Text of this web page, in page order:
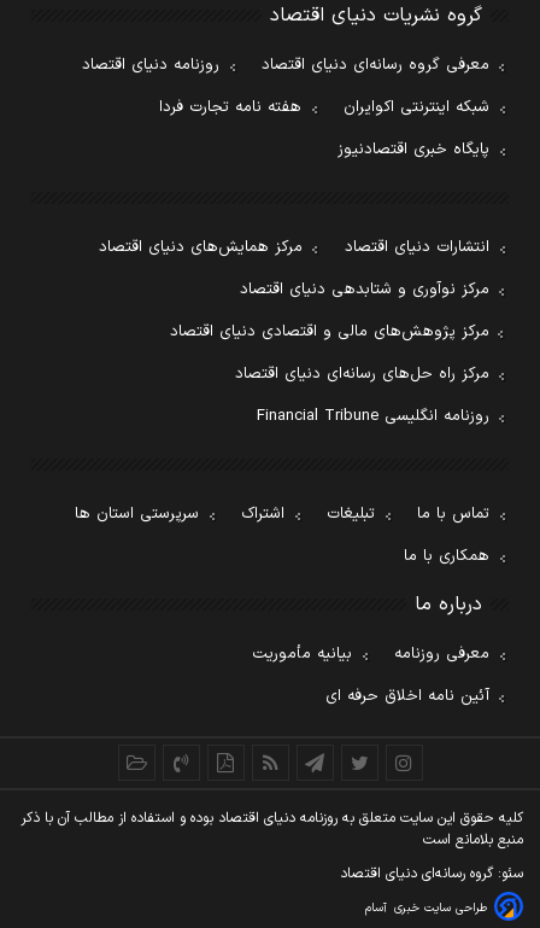
گروه نشریات دنیای اقتصاد
معرفی گروه رسانه‌ای دنیای اقتصاد
روزنامه دنیای اقتصاد
شبکه اینترنتی اکوایران
هفته نامه تجارت فردا
پایگاه خبری اقتصادنیوز
انتشارات دنیای اقتصاد
مرکز همایش‌های دنیای اقتصاد
مرکز نوآوری و شتابدهی دنیای اقتصاد
مرکز پژوهش‌های مالی و اقتصادی دنیای اقتصاد
مرکز راه حل‌های رسانه‌ای دنیای اقتصاد
روزنامه انگلیسی Financial Tribune
تماس با ما تبلیغات اشتراک
سرپرستی استان ها
همکاری با ما
درباره ما
معرفی روزنامه
بیانیه مأموریت
آئین نامه اخلاق حرفه ای
کليه حقوق اين سايت متعلق به روزنامه دنيای اقتصاد بوده و استفاده از مطالب آن با ذکر
منبع بلامانع است
سئو: گروه رسانه‌ای دنیای اقتصاد
طراحی سایت خبری آسام